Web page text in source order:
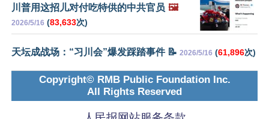
川普用这招儿对付吃特供的中共官员 🖼️
2026/5/16 (83,633次)
天坛成战场：“习川会”爆发踩踏事件 📝 2026/5/16 (61,896次)
Copyright© RMB Public Foundation Inc.
All Rights Reserved